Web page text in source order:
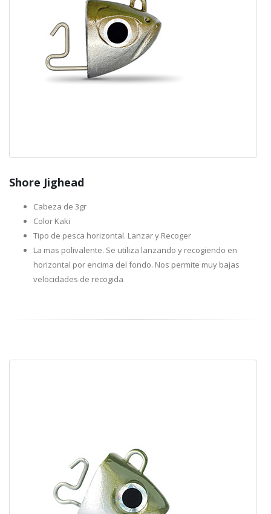
Shore Jighead
Cabeza de 3gr
Color Kaki
Tipo de pesca horizontal. Lanzar y Recoger
La mas polivalente. Se utiliza lanzando y recogiendo en
horizontal por encima del fondo. Nos permite muy bajas
velocidades de recogida